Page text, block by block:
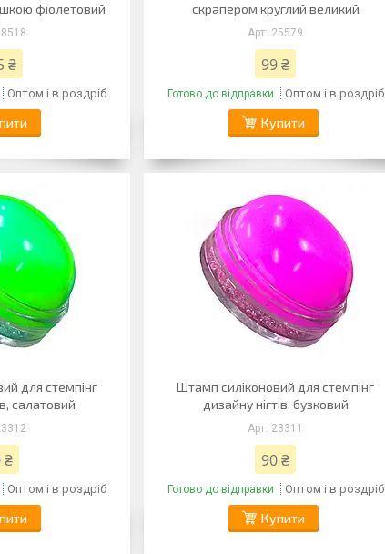
фіолетовий
₴
Оптом і в роздріб
скрапером круглий великий
25579
99 ₴
Готово до відправки Оптом і в роздріб
Купити
для стемпінг
салатовий
₴
Оптом і в роздріб
Штамп силіконовий для стемпінг
дизайну нігтів, бузковий
23311
90 ₴
Готово до відправки Оптом і в роздріб
Купити